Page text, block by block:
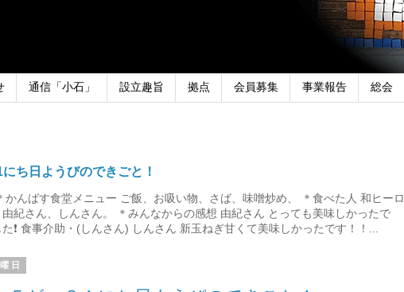
通信「小石」 設立趣旨 拠点 会員募集 事業報告 総会
ち日ようびのできごと！
かんばす食堂メニュー ご飯、お吸い物、さば、味噌炒め、 ＊食べた人 和ヒーロ
紀さん、しんさん。 ＊みんなからの感想 由紀さん とっても美味しかったで
❗ 食事介助・(しんさん) しんさん 新玉ねぎ甘くて美味しかったです！！...
日